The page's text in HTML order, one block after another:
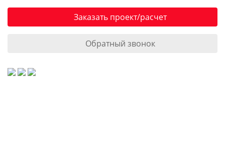
Заказать проект/расчет
Обратный звонок